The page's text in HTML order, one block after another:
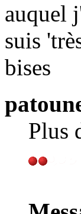
auquel
suis
bises
Plus